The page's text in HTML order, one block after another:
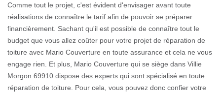
Comme tout le projet, c'est évident d'envisager avant toute
réalisations de connaître le tarif afin de pouvoir se préparer
financièrement. Sachant qu'il est possible de connaître tout le
budget que vous allez coûter pour votre projet de réparation de
toiture avec Mario Couverture en toute assurance et cela ne vous
engage rien. Et plus, Mario Couverture qui se siège dans Villie
Morgon 69910 dispose des experts qui sont spécialisé en toute
réparation de toiture. Pour cela, vous pouvez donc confier votre